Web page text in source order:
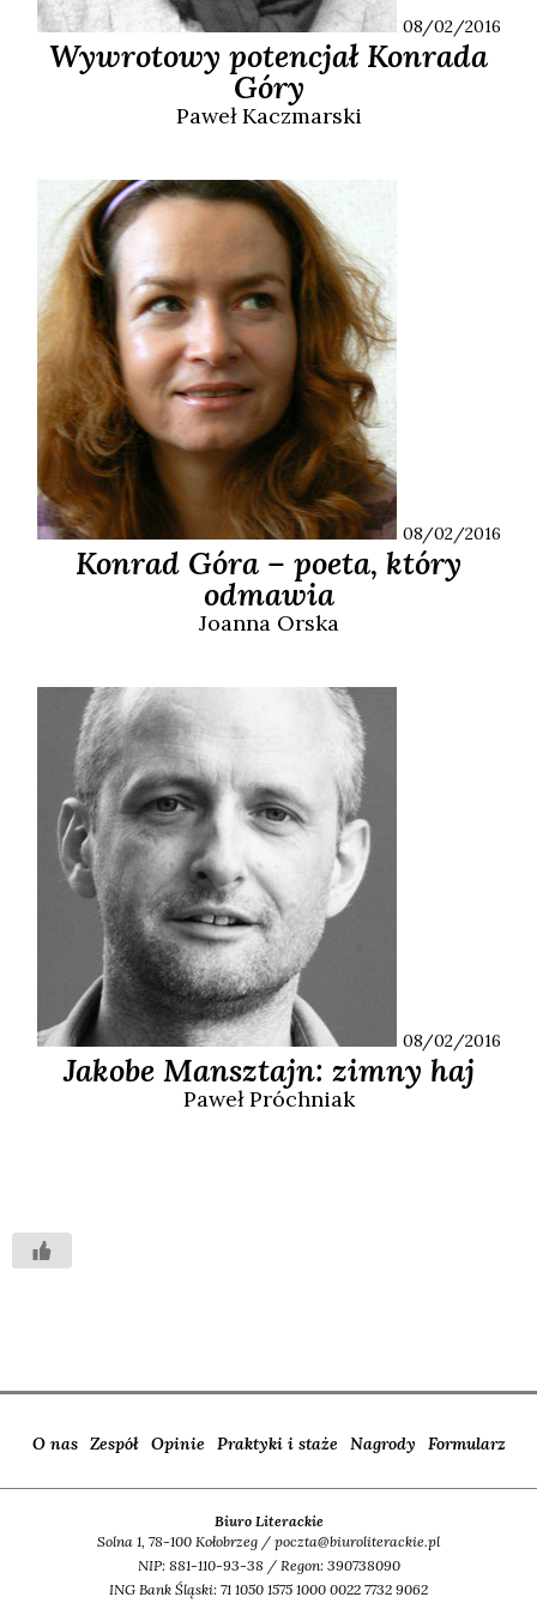
08/02/2016
Wywrotowy potencjał Konrada
Góry
PawełKaczmarski
08/02/2016
Konrad Góra – poeta, który
odmawia
Joanna Orska
08/02/2016
Jakobe Mansztajn: zimny haj
PawełPróchniak
O nas Zespół Opinie Praktyki i staże Nagrody Formularz
Biuro Literackie
Solna 1, 78-100 Kołobrzeg / poczta@biuroliterackie.pl
NIP: 881-110-93-38 / Regon: 390738090
ING Bank Śląski: 71 1050 1575 1000 0022 7732 9062